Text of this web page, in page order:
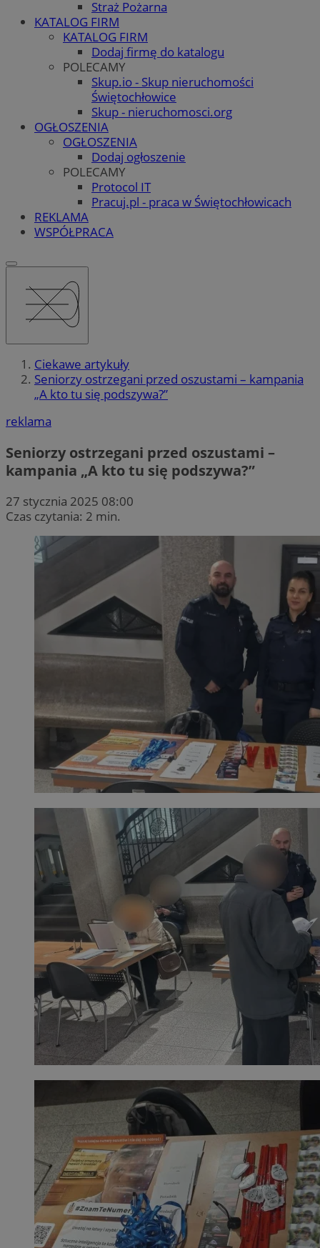
Straż Pożarna
KATALOG FIRM
KATALOG FIRM
Dodaj firmę do katalogu
POLECAMY
Skup.io - Skup nieruchomości
Świętochłowice
Skup - nieruchomosci.org
OGŁOSZENIA
OGŁOSZENIA
Dodaj ogłoszenie
POLECAMY
Protocol IT
Pracuj.pl - praca w Świętochłowicach
REKLAMA
WSPÓŁPRACA
Ciekawe artykuły
Seniorzy ostrzegani przed oszustami – kampania
„A kto tu się podszywa?”
reklama
Seniorzy ostrzegani przed oszustami –
kampania „A kto tu się podszywa?”
27 stycznia 2025 08:00
Czas czytania: 2 min.